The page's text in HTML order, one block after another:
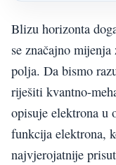
Blizu horizonta
se značajno
polja. Da bismo
riješiti kvantno-
opisuje elektrona u
funkcija elektrona,
najvjerojatnije